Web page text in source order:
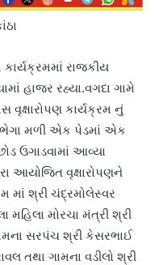
કાર્યક્રમમાં રાજકીય
હાજર રહ્યા.વગદા ગામે
કાર્યક્રમ નું
મળી એક પેડમાં એક
ઉગાડવામાં આવ્યા
આયોજિત વૃક્ષારોપણને
માં શ્રી ચંદ્રમોલેસ્વર
મહિલા મોરચા મંત્રી શ્રી
સરપંચ શ્રી કેસરભાઈ
તથા ગામના વડીલો શ્રી